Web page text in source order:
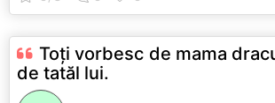
Toţi vorbesc de mama
de tatăl lui.